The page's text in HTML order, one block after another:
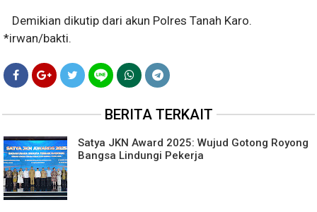
Demikian dikutip dari akun Polres Tanah Karo.
*irwan/bakti.
BERITA TERKAIT
Satya JKN Award 2025: Wujud Gotong Royong
Bangsa Lindungi Pekerja